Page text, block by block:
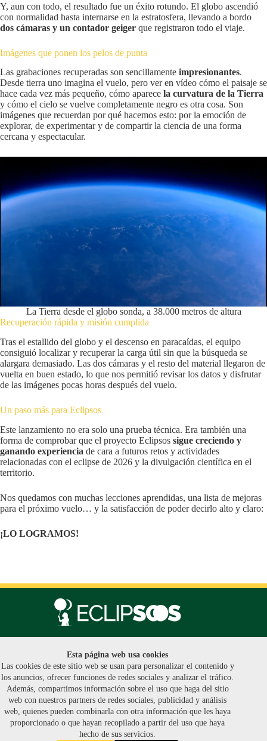
Esta página web usa cookies
Las cookies de este sitio web se usan para personalizar el contenido y
los anuncios, ofrecer funciones de redes sociales y analizar el tráfico.
Además, compartimos información sobre el uso que haga del sitio
web con nuestros partners de redes sociales, publicidad y análisis
web, quienes pueden combinarla con otra información que les haya
proporcionado o que hayan recopilado a partir del uso que haya
hecho de sus servicios.
Y, aun con todo, el resultado fue un éxito rotundo. El globo ascendió
con normalidad hasta internarse en la estratosfera, llevando a bordo
dos cámaras y un contador geiger que registraron todo el viaje.
Imágenes que ponen los pelos de punta
Las grabaciones recuperadas son sencillamente impresionantes.
Desde tierra uno imagina el vuelo, pero ver en vídeo cómo el paisaje se
hace cada vez más pequeño, cómo aparece la curvatura de la Tierra
y cómo el cielo se vuelve completamente negro es otra cosa. Son
imágenes que recuerdan por qué hacemos esto: por la emoción de
explorar, de experimentar y de compartir la ciencia de una forma
cercana y espectacular.
La Tierra desde el globo sonda, a 38.000 metros de altura
Recuperación rápida y misión cumplida
Tras el estallido del globo y el descenso en paracaídas, el equipo
consiguió localizar y recuperar la carga útil sin que la búsqueda se
alargara demasiado. Las dos cámaras y el resto del material llegaron de
vuelta en buen estado, lo que nos permitió revisar los datos y disfrutar
de las imágenes pocas horas después del vuelo.
Un paso más para Eclipsos
Este lanzamiento no era solo una prueba técnica. Era también una
forma de comprobar que el proyecto Eclipsos sigue creciendo y
ganando experiencia de cara a futuros retos y actividades
relacionadas con el eclipse de 2026 y la divulgación científica en el
territorio.
Nos quedamos con muchas lecciones aprendidas, una lista de mejoras
para el próximo vuelo… y la satisfacción de poder decirlo alto y claro:
¡LO LOGRAMOS!
El Proyecto
Noticias
Contáctanos
Prensa
Política de Privacidad
Aviso Legal
Política de cookies